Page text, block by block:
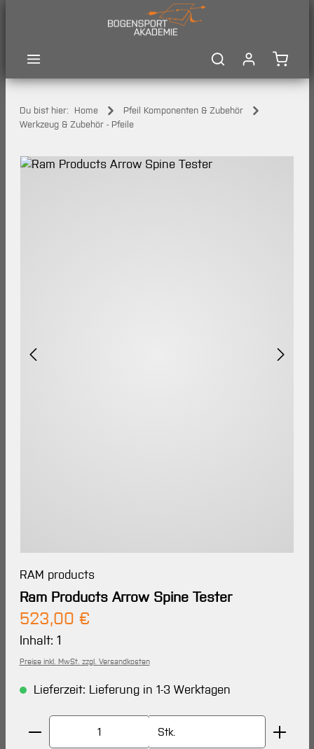
Du bist hier: Home
Pfeil Komponenten & Zubehör
Werkzeug & Zubehör - Pfeile
Bildergalerie überspringen
RAM products
Ram Products Arrow Spine Tester
Regulärer Preis:
523,00 €
Inhalt: 1
Preise inkl. MwSt. zzgl. Versandkosten
Lieferzeit: Lieferung in 1-3 Werktagen
Produkt Anzahl: Gib den gewünschten Wert ein
Stk.